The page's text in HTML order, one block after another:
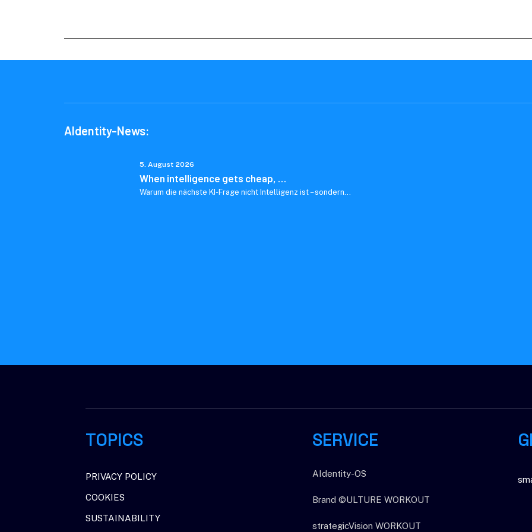
AIdentity-News:
5. August 2026
When intelligence gets cheap, …
Warum die nächste KI-Frage nicht Intelligenz ist – sondern…
TOPICS
PRIVACY POLICY
COOKIES
SUSTAINABILITY
SERVICE
AIdentity-OS
Brand ©ULTURE WORKOUT
strategicVision WORKOUT